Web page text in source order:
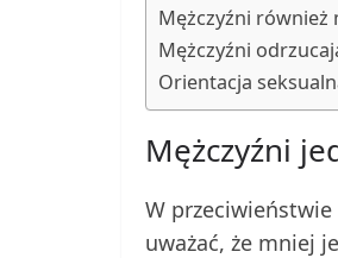
Mężczyźni
Mężczyźni
Orientacja
Mężczyźni
W
uważać, że mniej